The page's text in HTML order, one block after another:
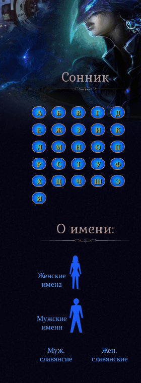
Сонник
А Б В Г Д
Е Ж З И К
Л М Н О П
Р С Т У Ф
Х Ц Ч Ш Э
Я
О имени:
Муж.
славянсие
Жен.
славянские